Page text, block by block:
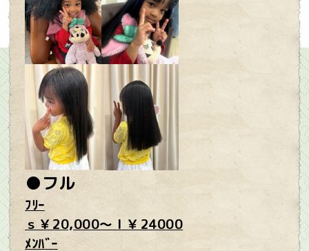
●フル
ﾌﾘｰ
ｓ￥20,000～ｌ￥24000
ﾒﾝﾊﾞｰ